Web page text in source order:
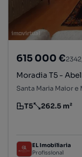
615 000 €
Moradia T5 -
Tipologia
T5
Preço por metro
262.5 m²
EL Imobiliaria
Profissional